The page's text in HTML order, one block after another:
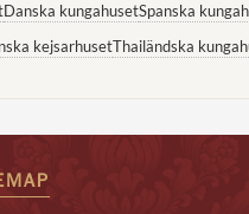
Danska kungahusetSpanska
kejsarhusetThailändska